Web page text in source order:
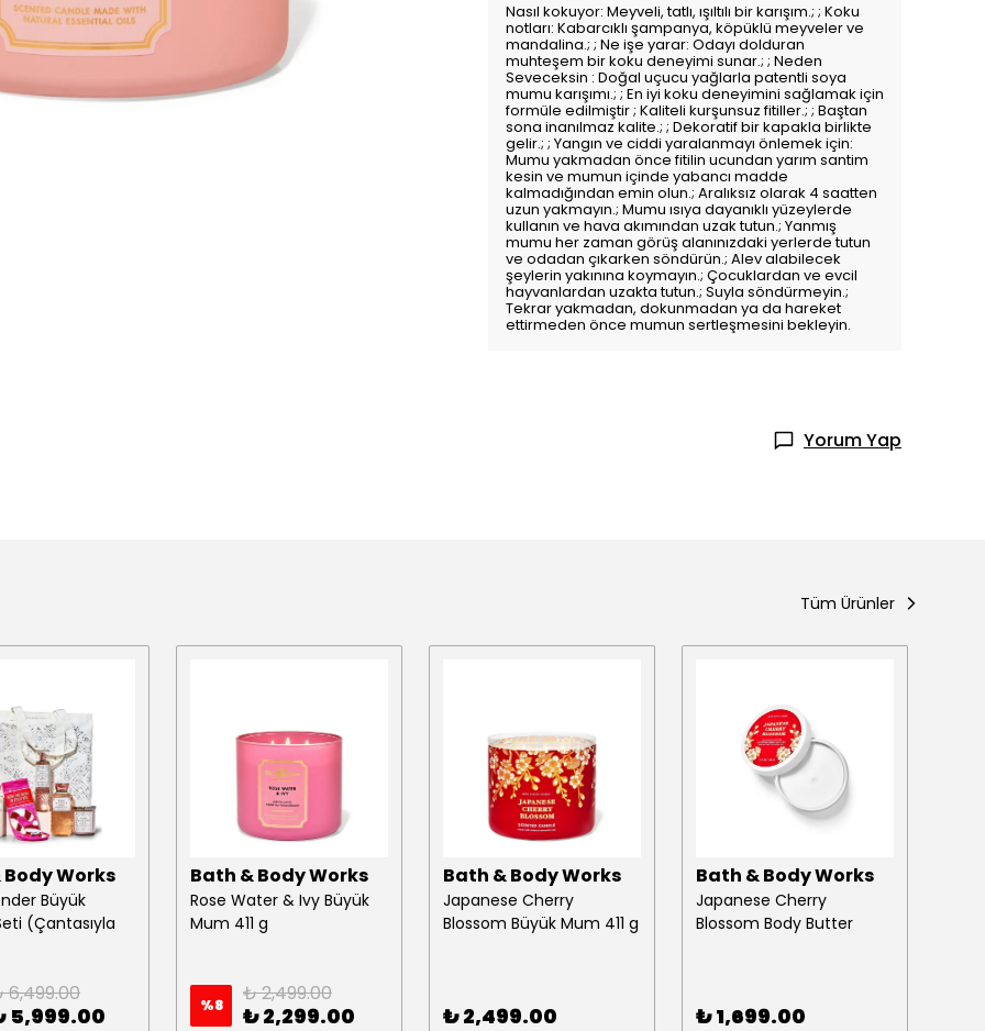
Nasıl kokuyor: Meyveli, tatlı, ışıltılı bir karışım.; ; Koku
notları: Kabarcıklı şampanya, köpüklü meyveler ve
mandalina.; ; Ne işe yarar: Odayı dolduran
muhteşem bir koku deneyimi sunar.; ; Neden
Seveceksin : Doğal uçucu yağlarla patentli soya
mumu karışımı.; ; En iyi koku deneyimini sağlamak için
formüle edilmiştir ; Kaliteli kurşunsuz fitiller.; ; Baştan
sona inanılmaz kalite.; ; Dekoratif bir kapakla birlikte
gelir.; ; Yangın ve ciddi yaralanmayı önlemek için:
Mumu yakmadan önce fitilin ucundan yarım santim
kesin ve mumun içinde yabancı madde
kalmadığından emin olun.; Aralıksız olarak 4 saatten
uzun yakmayın.; Mumu ısıya dayanıklı yüzeylerde
kullanın ve hava akımından uzak tutun.; Yanmış
mumu her zaman görüş alanınızdaki yerlerde tutun
ve odadan çıkarken söndürün.; Alev alabilecek
şeylerin yakınına koymayın.; Çocuklardan ve evcil
hayvanlardan uzakta tutun.; Suyla söndürmeyin.;
Tekrar yakmadan, dokunmadan ya da hareket
ettirmeden önce mumun sertleşmesini bekleyin.
Yorum Yap
Tüm Ürünler
Works
Büyük
(Çantasıyla
6,499.00
5,999.00
Bath & Body Works
Rose Water & Ivy Büyük
Mum 411 g
%8 ₺ 2,499.00
₺ 2,299.00
Bath & Body Works
Japanese Cherry
Blossom Büyük Mum 411 g
₺ 2,499.00
Bath & Body Works
Japanese Cherry
Blossom Body Butter
₺ 1,699.00